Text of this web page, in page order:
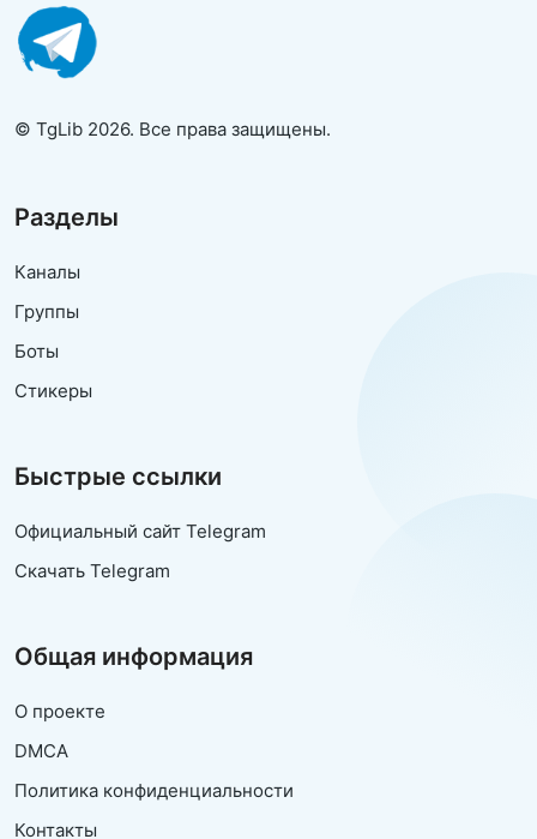
© TgLib 2026. Все права защищены.
Разделы
Каналы
Группы
Боты
Стикеры
Быстрые ссылки
Официальный сайт Telegram
Скачать Telegram
Общая информация
О проекте
DMCA
Политика конфиденциальности
Контакты